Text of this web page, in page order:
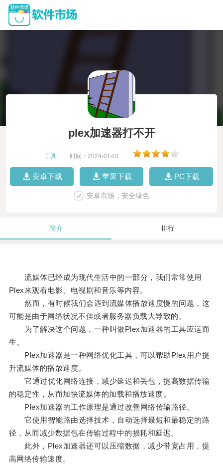
plex加速器打不开
工具 时间：2024-01-01
安卓下载 苹果下载 PC下载
安卓市场，安全绿色
简介 排行
流媒体已经成为现代生活中的一部分，我们常常使用
Plex来观看电影、电视剧和音乐等内容。
然而，有时候我们会遇到流媒体播放速度慢的问题，这
可能是由于网络状况不佳或者服务器负载大导致的。
为了解决这个问题，一种叫做Plex加速器的工具应运而
生。
Plex加速器是一种网络优化工具，可以帮助Plex用户提
升流媒体的播放速度。
它通过优化网络连接，减少延迟和丢包，提高数据传输
的稳定性，从而加快流媒体的加载和播放速度。
Plex加速器的工作原理是通过改善网络传输路径。
它使用智能路由选择技术，自动选择最短和最稳定的路
径，从而减少数据包在传输过程中的损耗和延迟。
此外，Plex加速器还可以压缩数据，减少带宽占用，提
高网络传输速度。